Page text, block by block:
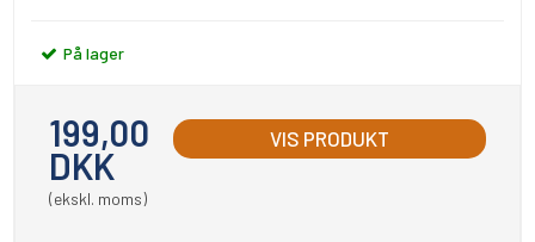
På lager
199,00
DKK
(ekskl. moms)
VIS PRODUKT